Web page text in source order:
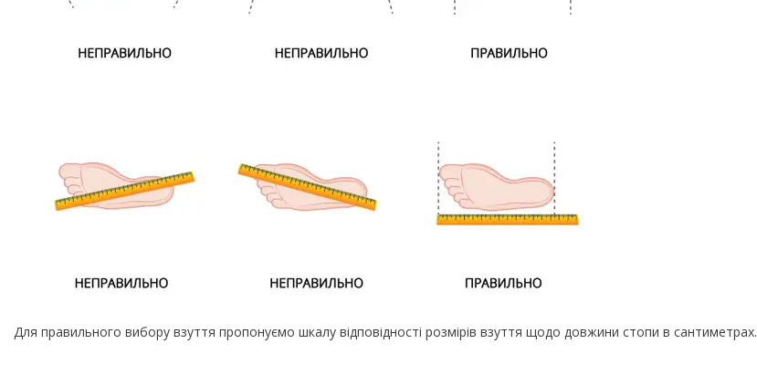
Для правильного вибору взуття пропонуємо шкалу відповідності розмірів взуття щодо довжини стопи в сантиметрах.